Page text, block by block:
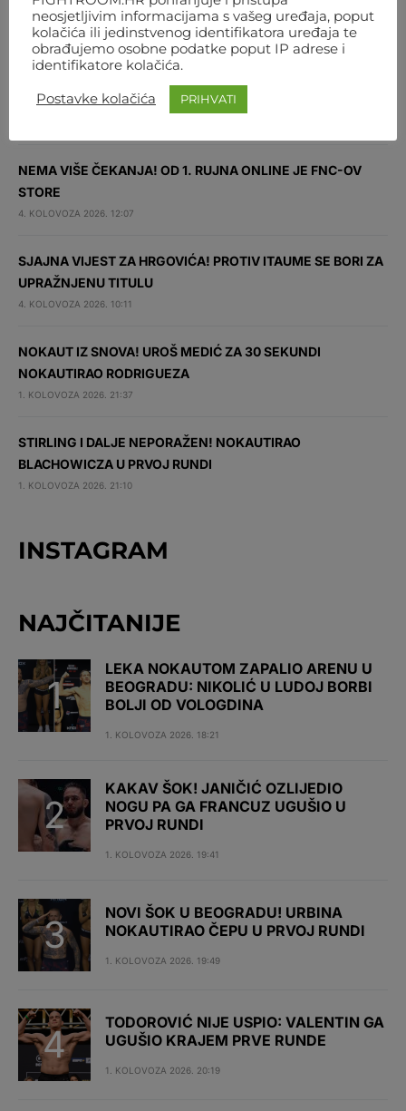
NAJNOVIJE
BEOGRADU: DESETI JE VELTERAŠ SVIJETA
NEMA VIŠE ČEKANJA! OD 1. RUJNA ONLINE JE FNC-OV
STORE
4. KOLOVOZA 2026. 12:07
SJAJNA VIJEST ZA HRGOVIĆA! PROTIV ITAUME SE BORI ZA
UPRAŽNJENU TITULU
4. KOLOVOZA 2026. 10:11
NOKAUT IZ SNOVA! UROŠ MEDIĆ ZA 30 SEKUNDI
NOKAUTIRAO RODRIGUEZA
1. KOLOVOZA 2026. 21:37
STIRLING I DALJE NEPORAŽEN! NOKAUTIRAO
BLACHOWICZA U PRVOJ RUNDI
1. KOLOVOZA 2026. 21:10
INSTAGRAM
NAJČITANIJE
LEKA NOKAUTOM ZAPALIO ARENU U
BEOGRADU: NIKOLIĆ U LUDOJ BORBI
BOLJI OD VOLOGDINA
1. KOLOVOZA 2026. 18:21
KAKAV ŠOK! JANIČIĆ OZLIJEDIO
NOGU PA GA FRANCUZ UGUŠIO U
PRVOJ RUNDI
1. KOLOVOZA 2026. 19:41
NOVI ŠOK U BEOGRADU! URBINA
NOKAUTIRAO ČEPU U PRVOJ RUNDI
1. KOLOVOZA 2026. 19:49
TODOROVIĆ NIJE USPIO: VALENTIN GA
UGUŠIO KRAJEM PRVE RUNDE
1. KOLOVOZA 2026. 20:19
neosjetljivim informacijama s vašeg uređaja, poput
kolačića ili jedinstvenog identifikatora uređaja te
obrađujemo osobne podatke poput IP adrese i
identifikatore kolačića.
Postavke kolačića PRIHVATI